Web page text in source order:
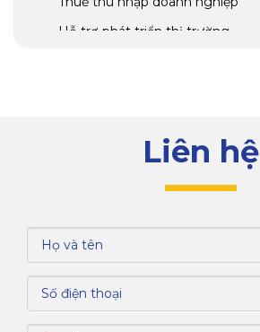
Hỗ trợ phát triển thị trường
Liên hệ